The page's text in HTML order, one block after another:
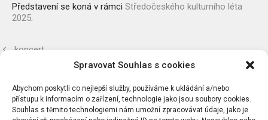
Spravovat Souhlas s cookies
Abychom poskytli co nejlepší služby, používáme k ukládání a/nebo
přístupu k informacím o zařízení, technologie jako jsou soubory cookies.
Souhlas s těmito technologiemi nám umožní zpracovávat údaje, jako je
Představení se koná v rámci Středočeského kulturního léta
2025.
koncert